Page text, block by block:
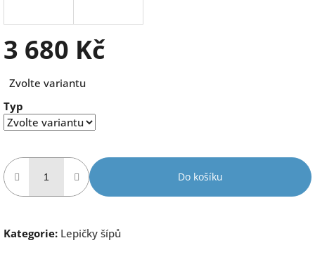
3 680 Kč
cena:
Zvolte variantu
Typ
Do košíku
Kategorie: Lepičky šípů